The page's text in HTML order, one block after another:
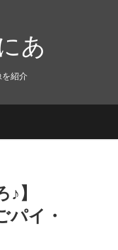
あ
を紹介
♪】
パイ・